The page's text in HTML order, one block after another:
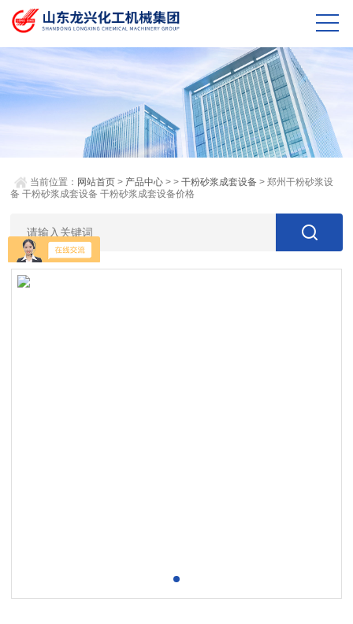
当前位置： 网站首页 > 产品中心 > >干粉砂浆成套设备 > 郑州干粉砂浆设
备 干粉砂浆成套设备 干粉砂浆成套设备价格